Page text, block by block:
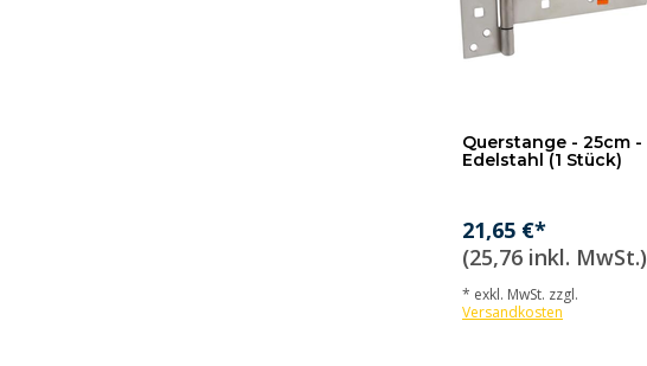
Querstange - 25cm -
Edelstahl (1 Stück)
21,65 €*
(25,76 inkl. MwSt.)
* exkl. MwSt. zzgl.
Versandkosten